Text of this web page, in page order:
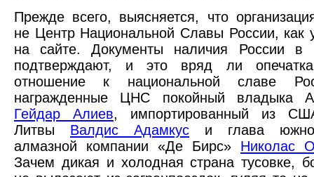
Прежде всего, выясняется, что
не Центр Национальной Славы России, как
на сайте. Документы наличия России в
подтверждают, и это вряд ли
отношение к национальной славе
награжденные ЦНС покойный владыка
Гейдар Алиев, импортированный из
Литвы Валдис Адамкус и глава
алмазной компании «Де Бирс» Николас
Зачем дикая и холодная страна тусовке,